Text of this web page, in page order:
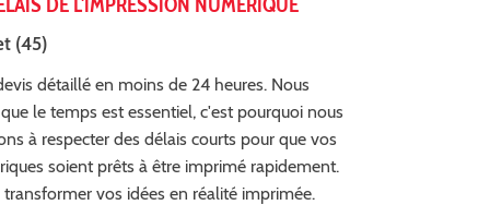
(45)
détaillé en moins de 24 heures. Nous
le temps est essentiel, c'est pourquoi nous
à respecter des délais courts pour que vos
soient prêts à être imprimé rapidement.
vos idées en réalité imprimée.